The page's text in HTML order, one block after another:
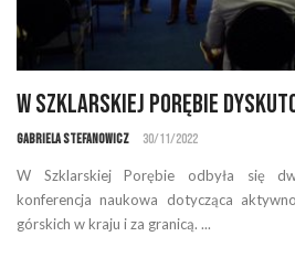
W Szklarskiej Porębie
Gabriela Stefanowicz 30/11/2022
W Szklarskiej Porębie odbyła się
konferencja naukowa dotycząca
górskich w kraju i za granicą. ...